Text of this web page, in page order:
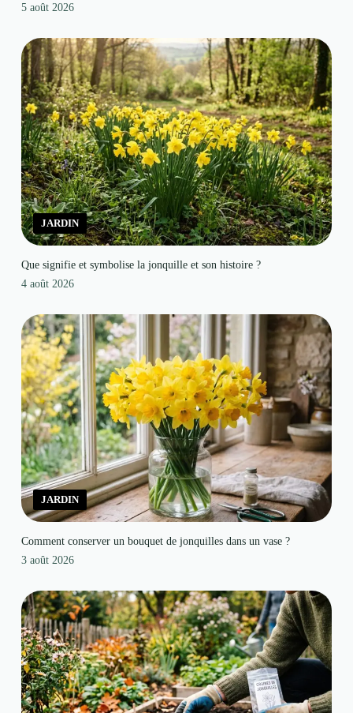
5 août 2026
JARDIN
Que signifie et symbolise la jonquille et son histoire ?
4 août 2026
JARDIN
Comment conserver un bouquet de jonquilles dans un vase ?
3 août 2026